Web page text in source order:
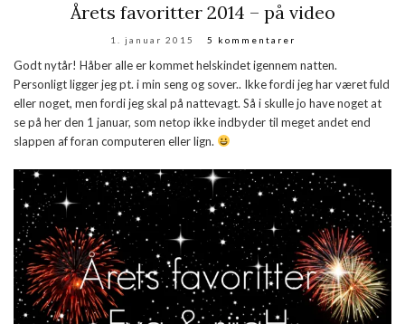
Årets favoritter 2014 – på video
1. januar 2015 5 kommentarer
Godt nytår! Håber alle er kommet helskindet igennem natten.
Personligt ligger jeg pt. i min seng og sover.. Ikke fordi jeg har været fuld
eller noget, men fordi jeg skal på nattevagt. Så i skulle jo have noget at
se på her den 1 januar, som netop ikke indbyder til meget andet end
slappen af foran computeren eller lign.